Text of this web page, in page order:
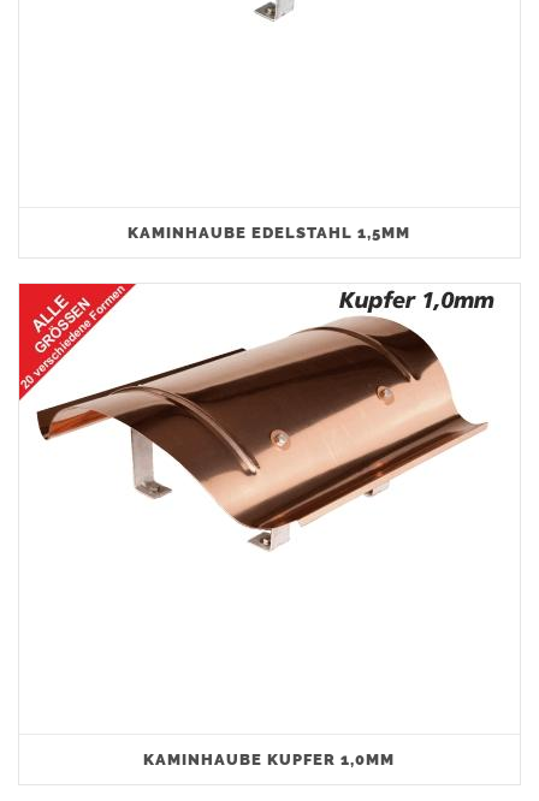
KAMINHAUBE EDELSTAHL 1,5MM
KAMINHAUBE KUPFER 1,0MM